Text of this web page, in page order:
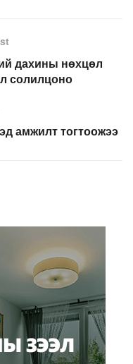
дахины нөхцөл
солилцоно
амжилт тогтоожээ